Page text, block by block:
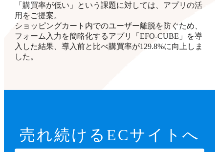
「購買率が低い」という課題に対しては、アプリの活
用をご提案。
ショッピングカート内でのユーザー離脱を防ぐため、
フォーム入力を簡略化するアプリ「EFO-CUBE」を導
入した結果、導入前と比べ購買率が129.8%に向上しま
した。
売れ続ける ECサイトへ